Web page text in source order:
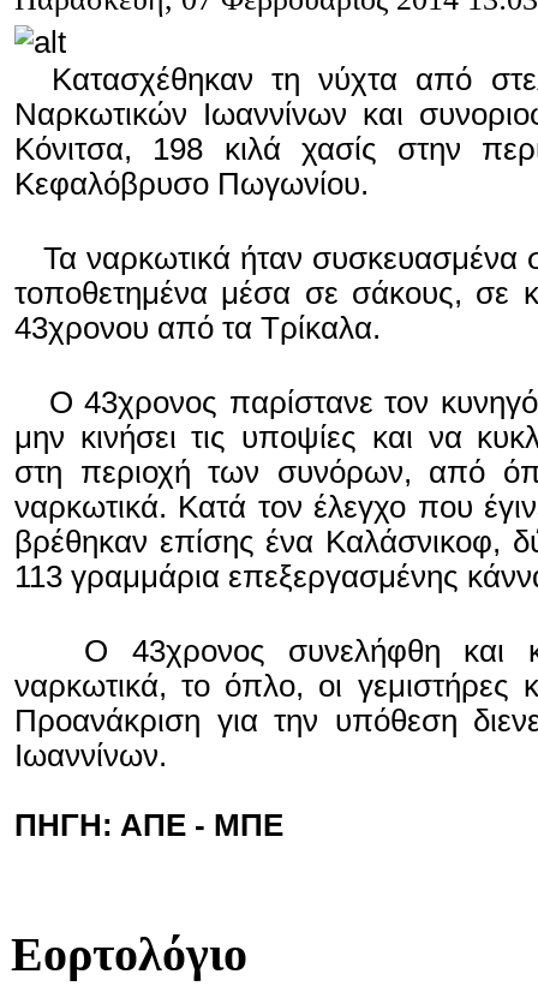
Κατασχέθηκαν τη νύχτα από
Ναρκωτικών Ιωαννίνων και
Κόνιτσα, 198 κιλά χασίς στην
Κεφαλόβρυσο Πωγωνίου.
Τα ναρκωτικά ήταν συσκευασμένα
τοποθετημένα μέσα σε σάκους, σε
43χρονου από τα Τρίκαλα.
Ο 43χρονος παρίστανε τον
μην κινήσει τις υποψίες και να
στη περιοχή των συνόρων, από
ναρκωτικά. Κατά τον έλεγχο που
βρέθηκαν επίσης ένα Καλάσνικοφ,
113 γραμμάρια επεξεργασμένης
Ο 43χρονος συνελήφθη και
ναρκωτικά, το όπλο, οι γεμιστήρες
Προανάκριση για την υπόθεση
Ιωαννίνων.
ΠΗΓΗ: ΑΠΕ - ΜΠΕ
Εορτολόγιο